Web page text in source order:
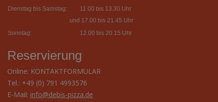
Dienstag bis Samstag:
11.00 bis 13.30 Uhr
und 17.00 bis 21.45 Uhr
Sonntag:
12.00 bis 20.15 Uhr
Reservierung
Online: KONTAKTFORMULAR
Tel.: +49 (0) 791 4993576
E-Mail: info@debis-pizza.de